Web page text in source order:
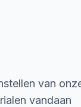
van
vandaan